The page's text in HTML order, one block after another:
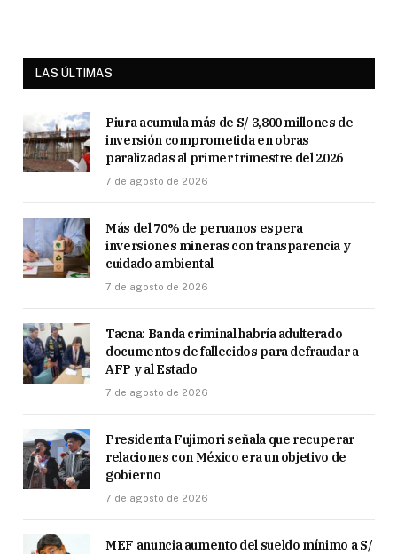
LAS ÚLTIMAS
Piura acumula más de S/ 3,800 millones de
inversión comprometida en obras
paralizadas al primer trimestre del 2026
7 de agosto de 2026
Más del 70% de peruanos espera
inversiones mineras con transparencia y
cuidado ambiental
7 de agosto de 2026
Tacna: Banda criminal habría adulterado
documentos de fallecidos para defraudar a
AFP y al Estado
7 de agosto de 2026
Presidenta Fujimori señala que recuperar
relaciones con México era un objetivo de
gobierno
7 de agosto de 2026
MEF anuncia aumento del sueldo mínimo a S/